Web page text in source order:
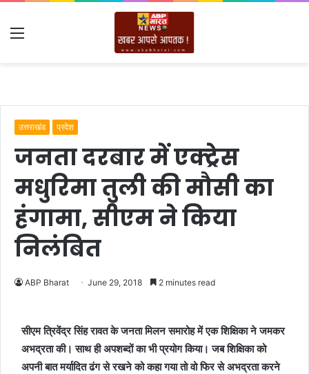
Menu
उत्तराखंड प्रदेश
जनता दरबार में एक्ट्रेस
मधुरिमा तुली की मौसी का
हंगामा, सीएम ने किया
निलंबित
ABP Bharat June 29, 2018 2 minutes read
सीएम त्रिवेंद्र सिंह रावत के जनता मिलन समारोह में एक शिक्षिका ने जमकर
अभद्रता की। साथ ही अपशब्दों का भी प्रयोग किया। जब शिक्षिका को
अपनी बात मर्यादित ढंग से रखने को कहा गया तो वो फिर से अभद्रता करने